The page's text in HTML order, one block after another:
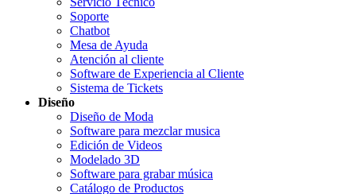
Soporte
Chatbot
Mesa de Ayuda
Atención al cliente
Software de Experiencia al Cliente
Sistema de Tickets
Diseño
Diseño de Moda
Software para mezclar musica
Edición de Videos
Modelado 3D
Software para grabar música
Catálogo de Productos